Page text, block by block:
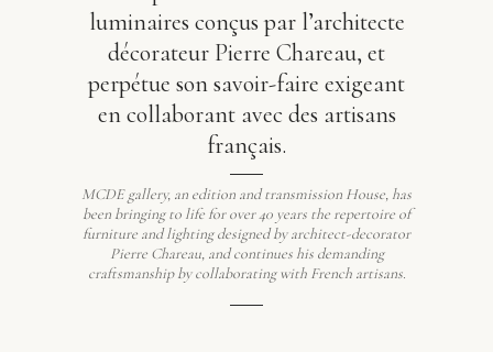
luminaires conçus par l’architecte
décorateur Pierre Chareau, et
perpétue son savoir-faire exigeant
en collaborant avec des artisans
français.
MCDE gallery, an edition and transmission House, has
been bringing to life for over 40 years the repertoire of
furniture and lighting designed by architect-decorator
Pierre Chareau, and continues his demanding
craftsmanship by collaborating with French artisans.